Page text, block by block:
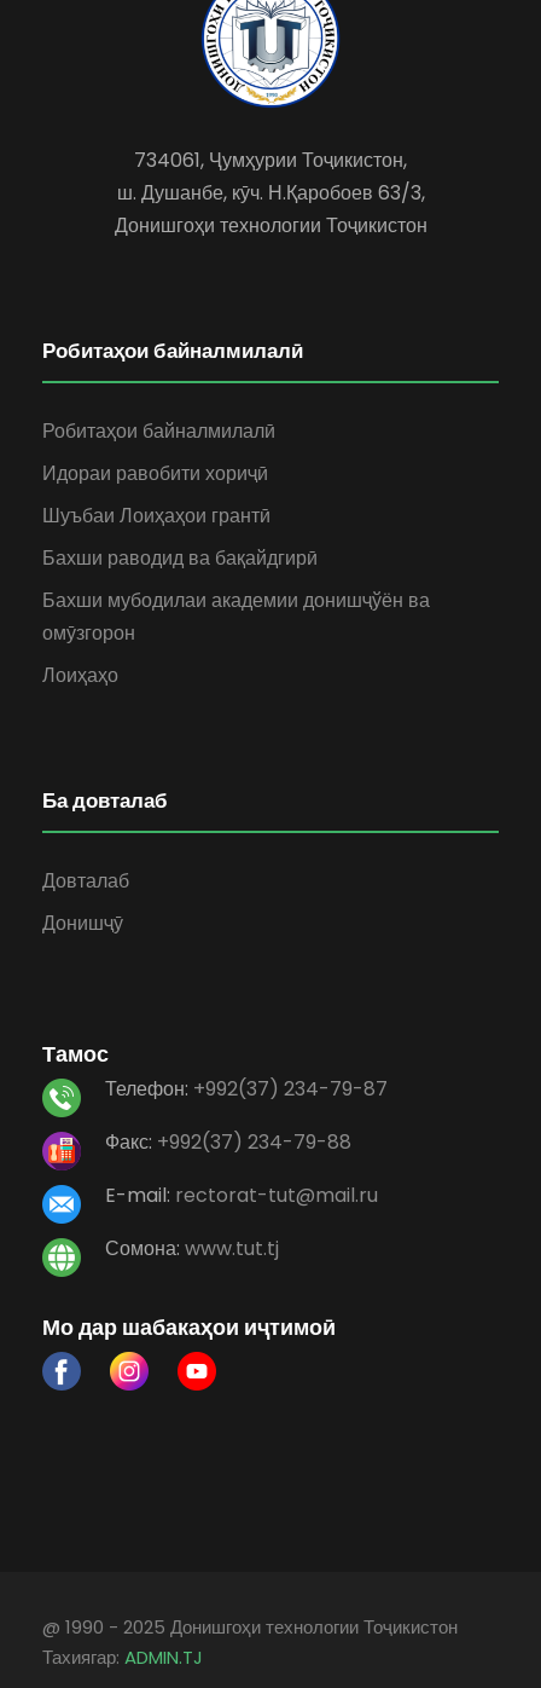
734061, Ҷумҳурии Тоҷикистон,
ш. Душанбе, кӯч. Н.Қаробоев 63/3,
Донишгоҳи технологии Тоҷикистон
Робитаҳои байналмилалӣ
Робитаҳои байналмилалӣ
Идораи равобити хориҷӣ
Шуъбаи Лоиҳаҳои грантӣ
Бахши раводид ва бақайдгирӣ
Бахши мубодилаи академии донишҷўён ва
омӯзгорон
Лоиҳаҳо
Ба довталаб
Довталаб
Донишҷӯ
Тамос
Телефон: +992(37) 234-79-87
Факс: +992(37) 234-79-88
E-mail: rectorat-tut@mail.ru
Сомона: www.tut.tj
Мо дар шабакаҳои иҷтимоӣ
@ 1990 - 2025 Донишгоҳи технологии Тоҷикистон
Тахиягар: ADMIN.TJ